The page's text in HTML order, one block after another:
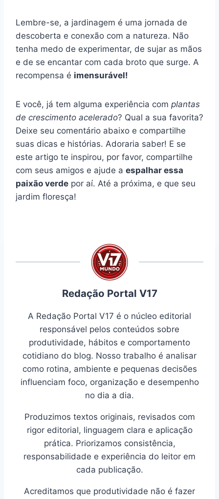
Lembre-se, a jardinagem é uma jornada de
descoberta e conexão com a natureza. Não
tenha medo de experimentar, de sujar as mãos
e de se encantar com cada broto que surge. A
recompensa é imensurável!
E você, já tem alguma experiência com plantas
de crescimento acelerado? Qual a sua favorita?
Deixe seu comentário abaixo e compartilhe
suas dicas e histórias. Adoraria saber! E se
este artigo te inspirou, por favor, compartilhe
com seus amigos e ajude a espalhar essa
paixão verde por aí. Até a próxima, e que seu
jardim floresça!
Redação Portal V17
A Redação Portal V17 é o núcleo editorial
responsável pelos conteúdos sobre
produtividade, hábitos e comportamento
cotidiano do blog. Nosso trabalho é analisar
como rotina, ambiente e pequenas decisões
influenciam foco, organização e desempenho
no dia a dia.
Produzimos textos originais, revisados com
rigor editorial, linguagem clara e aplicação
prática. Priorizamos consistência,
responsabilidade e experiência do leitor em
cada publicação.
Acreditamos que produtividade não é fazer